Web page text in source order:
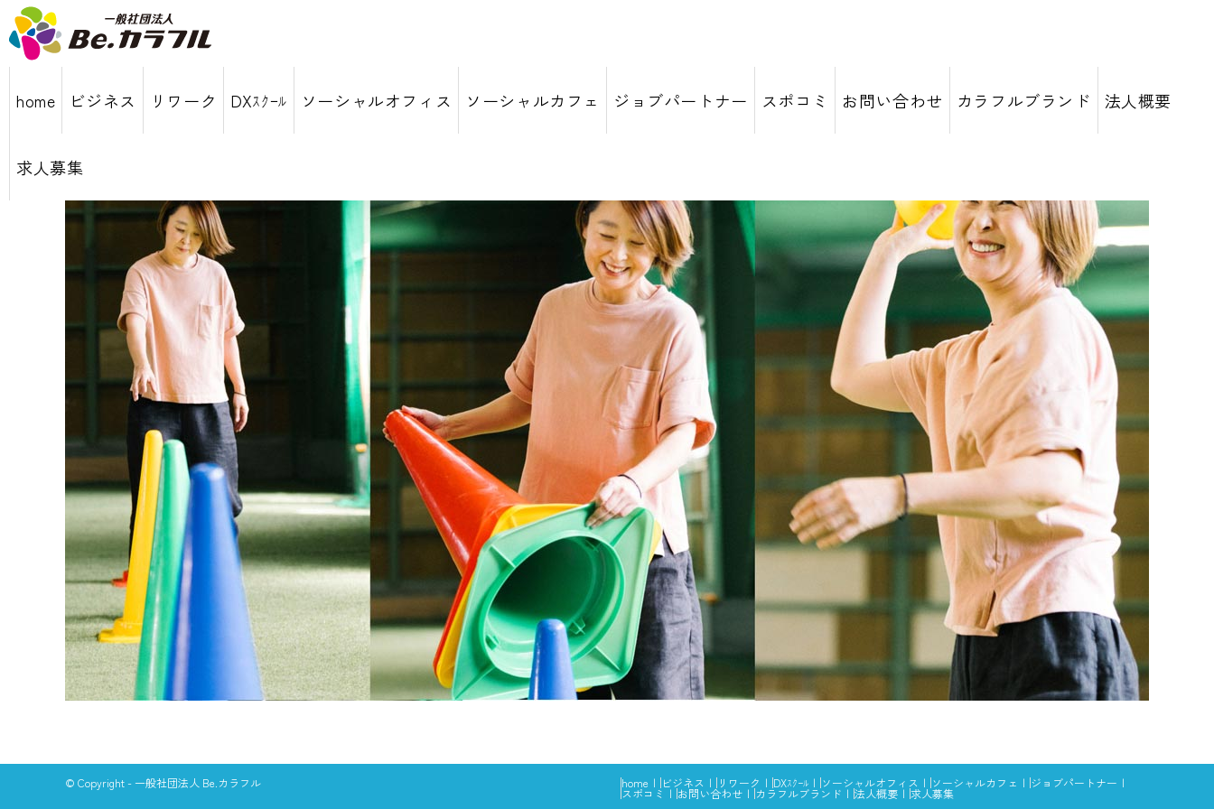
home ビジネス リワーク DXｽｸｰﾙ ソーシャルオフィス ソーシャルカフェ ジョブパートナー スポコミ お問い合わせ カラフルブランド 法人概要
求人募集
home ビジネス リワーク DXｽｸｰﾙ ソーシャルオフィス ソーシャルカフェ ジョブパートナー
スポコミ お問い合わせ カラフルブランド 法人概要 求人募集
© Copyright - 一般社団法人 Be.カラフル